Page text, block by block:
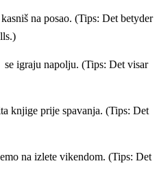
na posao. (Tips: Det betyder
se igraju napolju. (Tips: Det visar
knjige prije spavanja. (Tips: Det
na izlete vikendom. (Tips: Det